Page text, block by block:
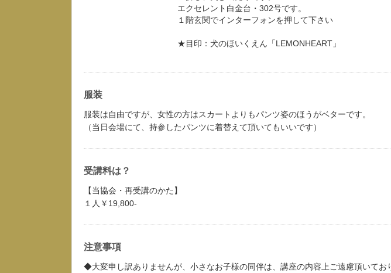
エクセレント白金台・302号です。
１階玄関でインターフォンを押して下さい
★目印：犬のほいくえん「LEMONHEART」
服装
服装は自由ですが、女性の方はスカートよりもパンツ姿のほうがベターです。
（当日会場にて、持参したパンツに着替えて頂いてもいいです）
受講料は？
【当協会・再受講のかた】
１人￥19,800-
注意事項
◆大変申し訳ありませんが、小さなお子様の同伴は、講座の内容上ご遠慮頂いてお